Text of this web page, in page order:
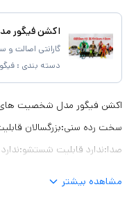
اکشن فیگور
گارانتی اصالت و
دسته بندی :
سخت رده سنی:بزرگسالان
صدا:ندارد قابلیت شستشو:ندارد
مشاهده بیشتر